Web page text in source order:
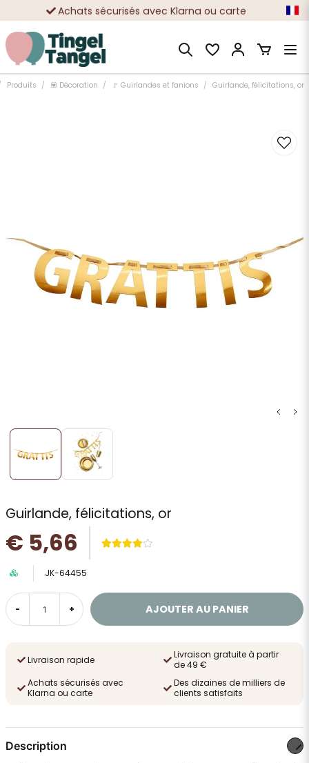
Achats sécurisés avec Klarna ou carte
Des dizaines de milliers de clients satisfaits
Produits 💟 Décoration 🚩 Guirlandes et fanions Guirlande, félicitations, or
Guirlande, félicitations, or
€ 5,66
JK-64455
- + AJOUTER AU PANIER
Livraison rapide
Livraison gratuite à partir
de 49 €
Achats sécurisés avec
Klarna ou carte
Des dizaines de milliers de
clients satisfaits
Description